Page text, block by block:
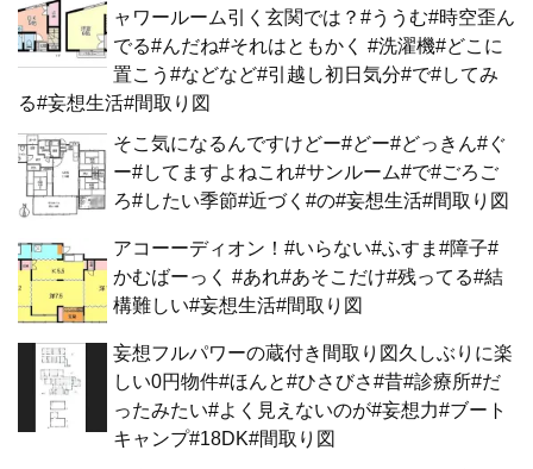
ャワールーム引く玄関では？#ううむ#時空歪ん
でる#んだね#それはともかく #洗濯機#どこに
置こう#などなど#引越し初日気分#で#してみ
る#妄想生活#間取り図
そこ気になるんですけどー#どー#どっきん#ぐ
ー#してますよねこれ#サンルーム#で#ごろご
ろ#したい季節#近づく#の#妄想生活#間取り図
アコーーディオン！#いらない#ふすま#障子#
かむばーっく #あれ#あそこだけ#残ってる#結
構難しい#妄想生活#間取り図
妄想フルパワーの蔵付き間取り図久しぶりに楽
しい0円物件#ほんと#ひさびさ#昔#診療所#だ
ったみたい#よく見えないのが#妄想力#ブート
キャンプ#18DK#間取り図